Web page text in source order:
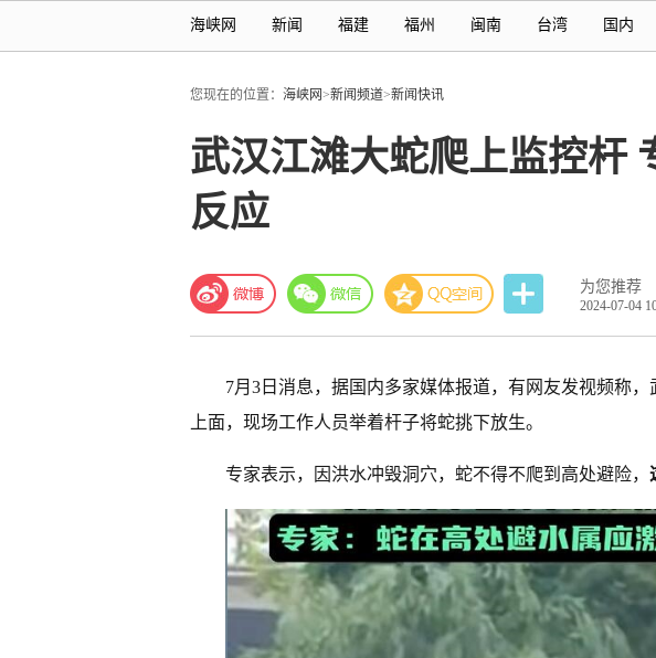
海峡网 新闻 福建 福州 闽南 台湾 国内
您现在的位置： 海峡网>新闻频道>新闻快讯
武汉江滩大蛇爬上监控杆
反应
为您推荐
2024-07-04
7月3日消息，据国内多家媒体报道，有网友发视频称
上面，现场工作人员举着杆子将蛇挑下放生。
专家表示，因洪水冲毁洞穴，蛇不得不爬到高处避险，